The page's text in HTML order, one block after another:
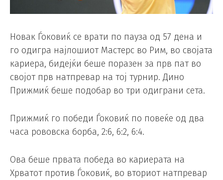
Новак Ѓоковиќ се врати по пауза од 57 дена и
го одигра најлошиот Мастерс во Рим, во својата
кариера, бидејќи беше поразен за прв пат во
својот прв натпревар на тој турнир. Дино
Прижмиќ беше подобар во три одиграни сета.
Прижмиќ го победи Ѓоковиќ по повеќе од два
часа рововска борба, 2:6, 6:2, 6:4.
Ова беше првата победа во кариерата на
Хрватот против Ѓоковиќ, во вториот натпревар